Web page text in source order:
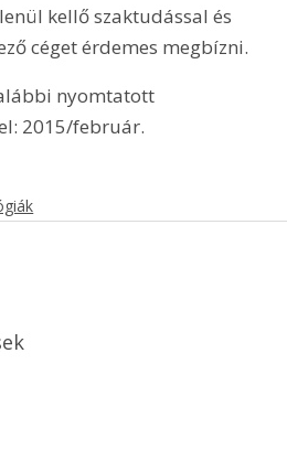
kellő szaktudással és
céget érdemes megbízni.
nyomtatott
2015/február.